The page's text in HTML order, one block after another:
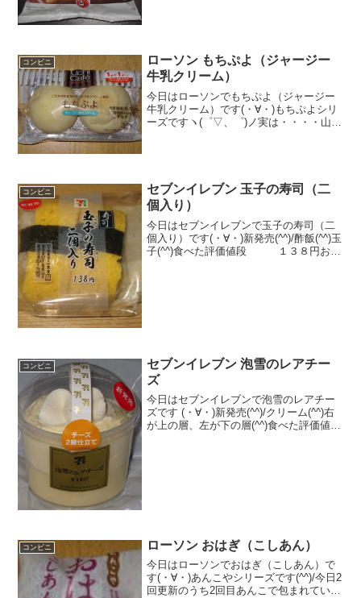
コンビニ
ローソン もちぷよ（ジャージー
牛乳クリーム）
今日はローソンでもちぷよ（ジャージー
牛乳クリーム）です(・∀・)もちぷよシリ
ーズですヽ(゜▽、゜)ノ実は・・・・山
コンビニ
セブンイレブン 玉子の寿司（二
個入り）
今日はセブンイレブンで玉子の寿司（二
個入り）です(・∀・)新発売(^^)/酢飯(^^)玉
子(^^)食べた評価値段 １３８円おい
コンビニ
セブンイレブン 泡雪のレアチー
ズ
今日はセブンイレブンで泡雪のレアチー
ズです (・∀・)新発売(^^)/クリーム(^^)右
が上の層、左が下の層(^^)食べた評価値
コンビニ ローソン おはぎ（こしあん）
今日はローソンでおはぎ（こしあん）で
す(・∀・)あんこやシリーズです(^^)/今日2
回更新のうち2回目あんこで包まれていま